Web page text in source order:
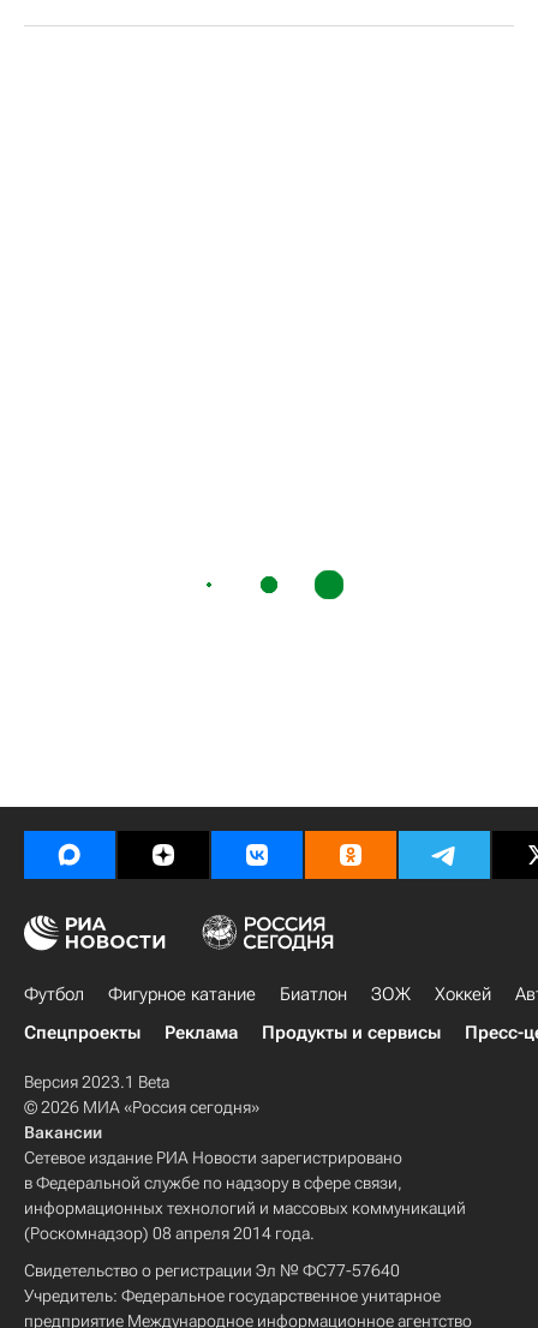
Футбол Фигурное катание Биатлон ЗОЖ Хоккей
Спецпроекты
Реклама Продукты и сервисы Пресс-
Версия 2023.1 Beta
© 2026 МИА «Россия сегодня»
Вакансии
Сетевое издание РИА Новости зарегистрировано
в Федеральной службе по надзору в сфере связи,
информационных технологий и массовых коммуникаций
(Роскомнадзор) 08 апреля 2014 года.
Свидетельство о регистрации Эл № ФС77-57640
Учредитель: Федеральное государственное унитарное
предприятие Международное информационное агентство